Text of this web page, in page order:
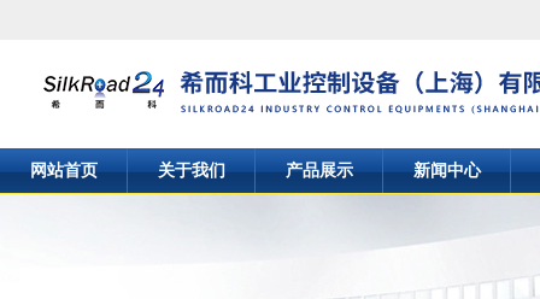
网站首页 关于我们 产品展示 新闻中心